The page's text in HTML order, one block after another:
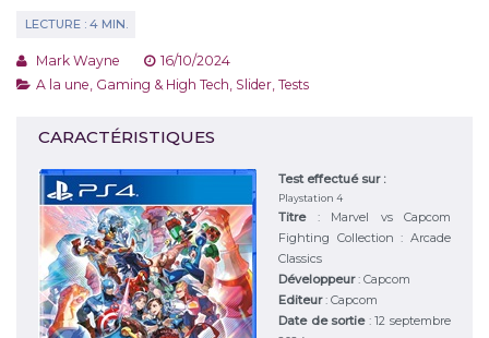
Mark Wayne
16/10/2024
A la une Gaming & High Tech Slider Tests
CARACTÉRISTIQUES
Test effectué sur :
Playstation 4
Titre : Marvel vs Capcom
Fighting Collection : Arcade
Classics
Développeur: Capcom
Editeur: Capcom
Date de sortie : 12 septembre